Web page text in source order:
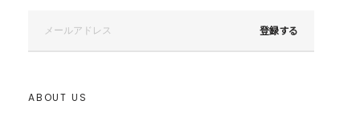
登録する
ABOUT US